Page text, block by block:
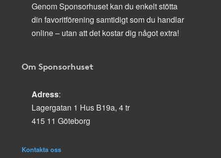
Genom Sponsorhuset kan du enkelt stötta
din favoritförening samtidigt som du handlar
online – utan att det kostar dig något extra!
Om Sponsorhuset
Adress:
Lagergatan 1 Hus B19a, 4 tr
415 11 Göteborg
Kontakta oss